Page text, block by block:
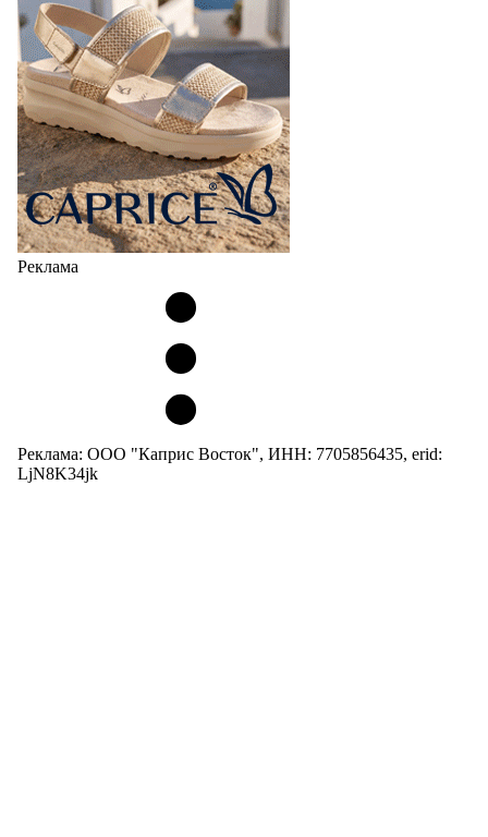
Реклама
Реклама: ООО "Каприс Восток", ИНН: 7705856435, erid:
LjN8K34jk